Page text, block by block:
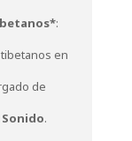
:
en
de
.